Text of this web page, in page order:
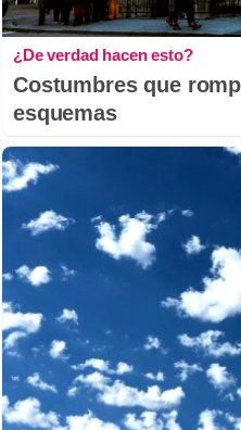
¿De verdad hacen esto?
Costumbres que
esquemas